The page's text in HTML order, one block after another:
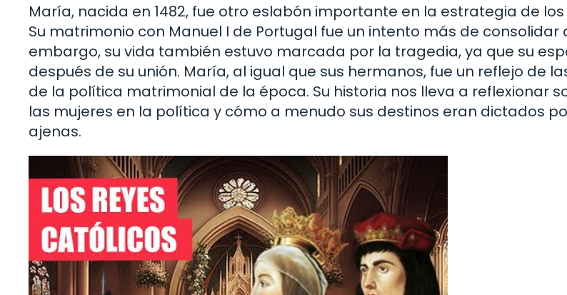
María, nacida en 1482, fue otro eslabón importante en la estrategia de los
Su matrimonio con Manuel I de Portugal fue un intento más de consolidar
embargo, su vida también estuvo marcada por la tragedia, ya que su
después de su unión. María, al igual que sus hermanos, fue un reflejo de
de la política matrimonial de la época. Su historia nos lleva a reflexionar
las mujeres en la política y cómo a menudo sus destinos eran dictados
ajenas.